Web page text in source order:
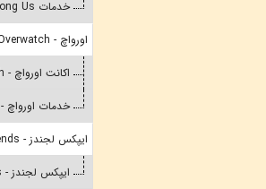
خدمات Among Us
اورواچ - Overwatch
اکانت اورواچ - Overwatch
خدمات اورواچ - Overwatch
ایپکس لجندز - Apex Legends
ایپکس لجندز - Apex Legends